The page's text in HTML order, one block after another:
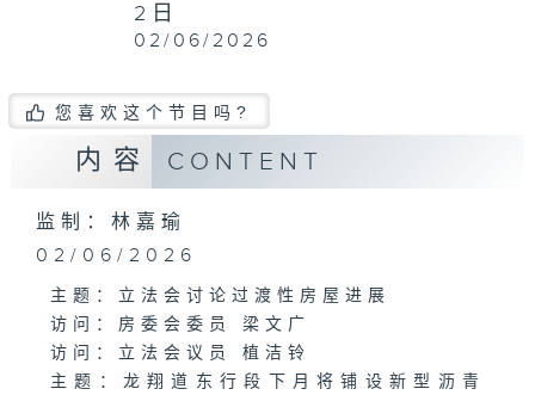
2日
02/06/2026
您喜欢这个节目吗?
内容 CONTENT
监制：林嘉瑜
02/06/2026
主题：立法会讨论过渡性房屋进展
访问：房委会委员 梁文广
访问：立法会议员 植洁铃
主题：龙翔道东行段下月将铺设新型沥青